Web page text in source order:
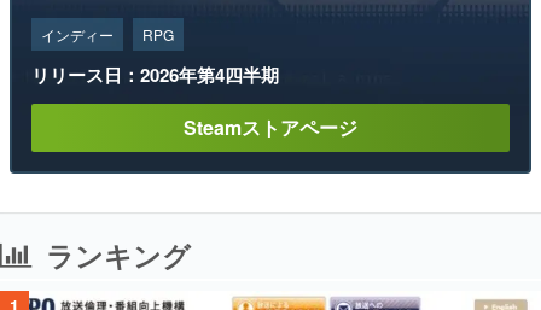
インディー RPG
リリース日：2026年第4四半期
Steamストアページ
ランキング